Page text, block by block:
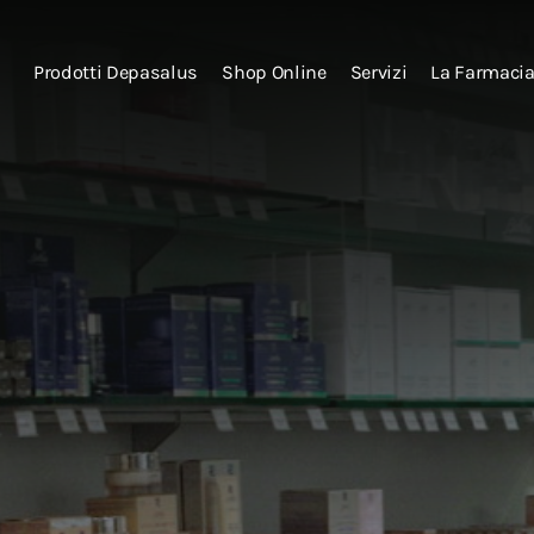
Prodotti Depasalus Shop Online Servizi La Farmacia